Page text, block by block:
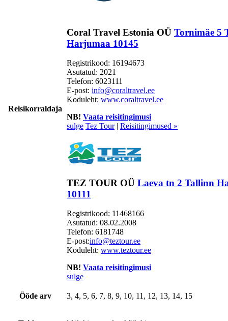
Reisikorraldaja
Coral Travel Estonia OÜ Tornimäe 5
Harjumaa 10145
Registrikood: 16194673
Asutatud: 2021
Telefon: 6023111
E-post: info@coraltravel.ee
Koduleht: www.coraltravel.ee
NB! Vaata reisitingimusi
sulge Tez Tour| Reisitingimused »
TEZ TOUR OÜ Laeva tn 2 Tallinn
10111
Registrikood: 11468166
Asutatud: 08.02.2008
Telefon: 6181748
E-post:info@teztour.ee
Koduleht: www.teztour.ee
NB! Vaata reisitingimusi
sulge
Ööde arv 3, 4, 5, 6, 7, 8, 9, 10, 11, 12, 13, 14, 15